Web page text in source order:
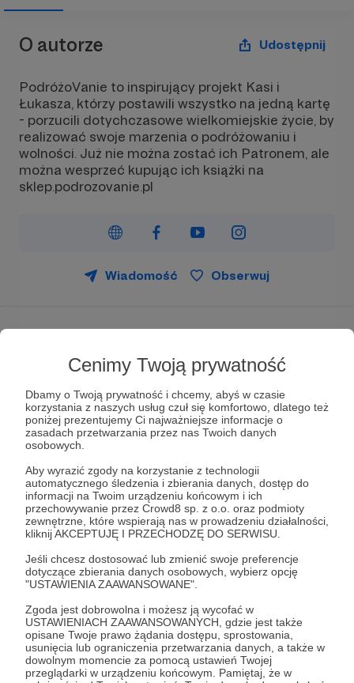
Cenimy Twoją prywatność
Dbamy o Twoją prywatność i chcemy, abyś w czasie
korzystania z naszych usług czuł się komfortowo, dlatego też
poniżej prezentujemy Ci najważniejsze informacje o
zasadach przetwarzania przez nas Twoich danych
osobowych.
Aby wyrazić zgody na korzystanie z technologii
automatycznego śledzenia i zbierania danych, dostęp do
informacji na Twoim urządzeniu końcowym i ich
przechowywanie przez Crowd8 sp. z o.o. oraz podmioty
zewnętrzne, które wspierają nas w prowadzeniu działalności,
kliknij AKCEPTUJĘ I PRZECHODZĘ DO SERWISU.
Jeśli chcesz dostosować lub zmienić swoje preferencje
dotyczące zbierania danych osobowych, wybierz opcję
"USTAWIENIA ZAAWANSOWANE".
Zgoda jest dobrowolna i możesz ją wycofać w
USTAWIENIACH ZAAWANSOWANYCH, gdzie jest także
opisane Twoje prawo żądania dostępu, sprostowania,
usunięcia lub ograniczenia przetwarzania danych, a także w
dowolnym momencie za pomocą ustawień Twojej
przeglądarki w urządzeniu końcowym. Pamiętaj, że w
O autorze Udostępnij
PodróżoVanie to inspirujący projekt Kasi i
Łukasza, którzy postawili wszystko na jedną kartę
- porzucili dotychczasowe wielkomiejskie życie, by
realizować swoje marzenia o podróżowaniu i
wolności. Już nie można zostać ich Patronem, ale
można wesprzeć kupując ich książki na
sklep.podrozovanie.pl
Wiadomość Obserwuj
Nazywamy się Kasia i Łukasz, jesteśmy parą,
Z pozoru mieliśmy wszystko: dom z ogrodem,
firmach, a w wolnym czasie często wyjeżdżaliśmy
na wakacje. Jednak głęboko w środku wciąż
czuliśmy, że czegoś nam brakuje. Tęskniliśmy, ale
nie wiedzieliśmy za czym....